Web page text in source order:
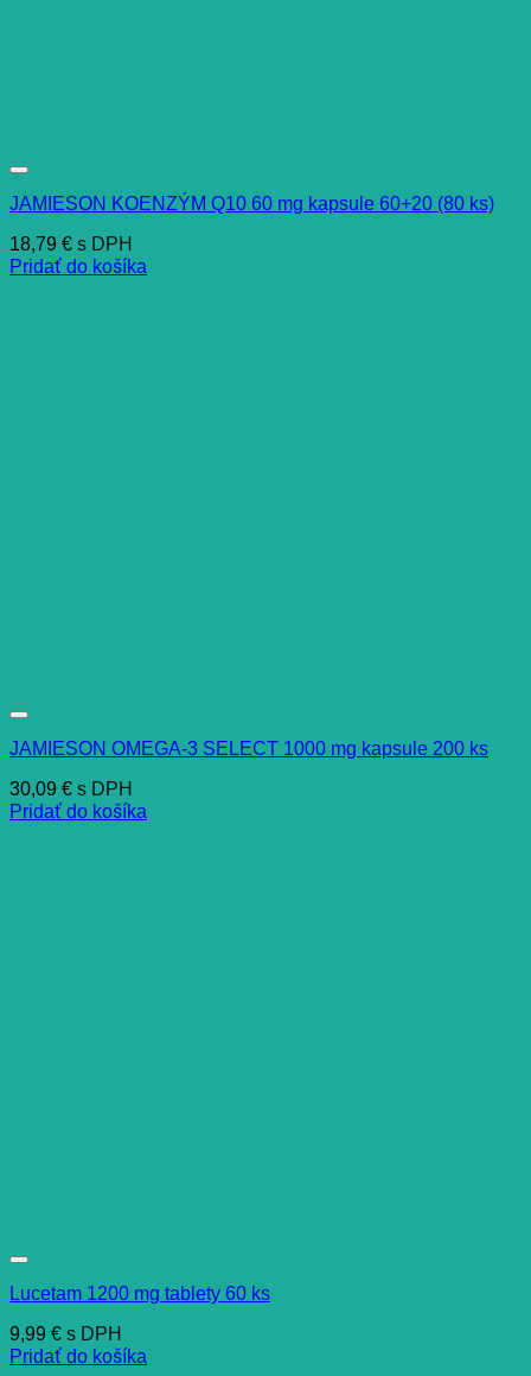
JAMIESON KOENZÝM Q10 60 mg kapsule 60+20 (80 ks)
18,79 € s DPH
Pridať do košíka
JAMIESON OMEGA-3 SELECT 1000 mg kapsule 200 ks
30,09 € s DPH
Pridať do košíka
Lucetam 1200 mg tablety 60 ks
9,99 € s DPH
Pridať do košíka